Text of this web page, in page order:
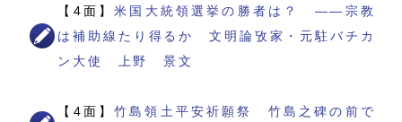
【4面】米国大統領選挙の勝者は？ ――宗教
は補助線たり得るか 文明論攷家・元駐バチカ
ン大使 上野 景文
【4面】竹島領土平安祈願祭 竹島之碑の前で